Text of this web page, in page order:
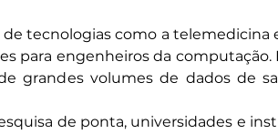
tecnologias como a telemedicina
para engenheiros da computação.
grandes volumes de dados de
de ponta, universidades e